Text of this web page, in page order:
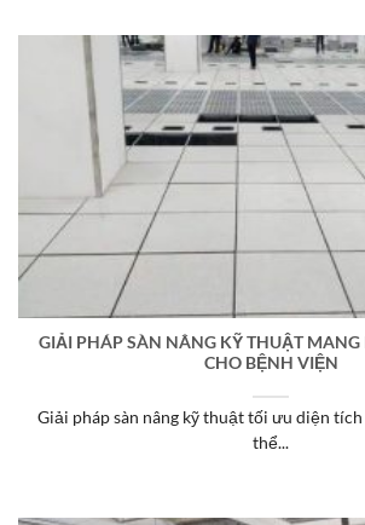
GIẢI PHÁP SÀN NÂNG KỸ THUẬT
CHO BỆNH VIỆN
Giải pháp sàn nâng kỹ thuật tối ưu diện
thể...